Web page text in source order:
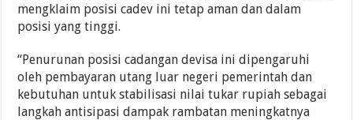
mengklaim posisi cadev ini tetap aman dan dalam
posisi yang tinggi.
“Penurunan posisi cadangan devisa ini dipengaruhi
oleh pembayaran utang luar negeri pemerintah dan
kebutuhan untuk stabilisasi nilai tukar rupiah sebagai
langkah antisipasi dampak rambatan meningkatnya